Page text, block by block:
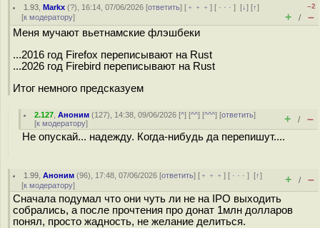
1.93 ,Markx (?), 16:14, 07/06/2026 [ответить] [ ﹢﹢﹢] [ · · ·][↓] [↑]
[к модератору]
–2
+ / –
Меня мучают вьетнамские флэшбеки
...2016 год Firefox переписывают на Rust
...2026 год Firebird переписывают на Rust
Итог немного предсказуем
2.127 ,Аноним (127), 14:38, 09/06/2026 [^] [^^] [^^^] [ответить]
[к модератору] + / –
Не опускай... надежду. Когда-нибудь да перепишут....
1.99 ,Аноним (96), 17:48, 07/06/2026 [ответить] [ ﹢﹢﹢] [ · · ·][↑]
[к модератору] + / –
Сначала подумал что они чуть ли не на IPO выходить
собрались, а после прочтения про донат 1млн долларов
понял, просто жадность, не желание делиться.